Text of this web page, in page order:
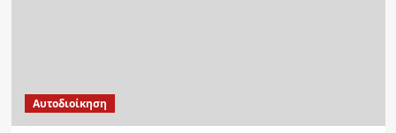
Αυτοδιοίκηση